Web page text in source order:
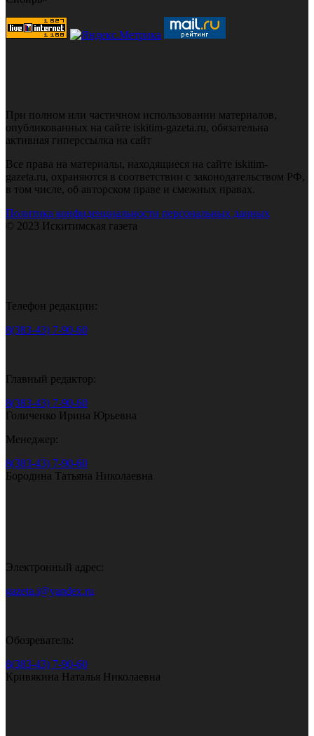
При полном или частичном использовании материалов,
опубликованных на сайте iskitim-gazeta.ru, обязательна
активная гиперссылка на сайт
Все права на материалы, находящиеся на сайте iskitim-
gazeta.ru, охраняются в соответствии с законодательством РФ,
в том числе, об авторском праве и смежных правах.
Политика конфиденциальности персональных данных
© 2023 Искитимская газета
Телефон редакции:
8(383-43) 7-90-60
Главный редактор:
8(383-43) 7-90-60
Голиченко Ирина Юрьевна
Менеджер:
8(383-43) 7-90-60
Бородина Татьяна Николаевна
Электронный адрес:
gazeta.i@yandex.ru
Обозреватель:
8(383-43) 7-90-60
Кривякина Наталья Николаевна